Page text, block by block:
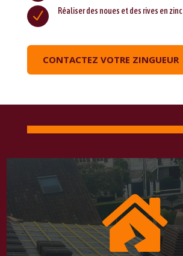
N Réaliser des noues et des rives en zinc
CONTACTEZ VOTRE ZINGUEUR
